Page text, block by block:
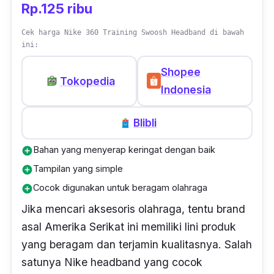
Rp.125 ribu
Cek harga Nike 360 Training Swoosh Headband di bawah
ini:
Tokopedia
Shopee
Indonesia
Blibli
add_circleBahan yang menyerap keringat dengan baik
add_circleTampilan yang simple
add_circleCocok digunakan untuk beragam olahraga
Jika mencari aksesoris olahraga, tentu brand
asal Amerika Serikat ini memiliki lini produk
yang beragam dan terjamin kualitasnya. Salah
satunya Nike headband yang cocok